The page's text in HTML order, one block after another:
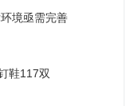
境亟需完善
鞋117双